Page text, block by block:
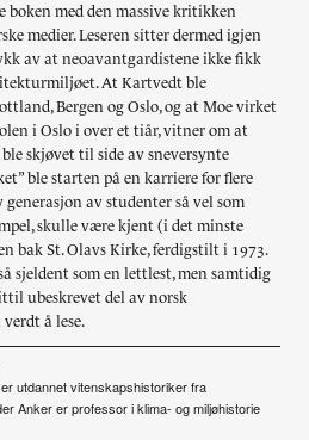
med den massive kritikken
medier. Leseren sitter dermed igjen
av at neoavantgardistene ikke fikk
At Kartvedt ble
Bergen og Oslo, og at Moe virket
i Oslo i over et tiår, vitner om at
skjøvet til side av sneversynte
ble starten på en karriere for flere
av studenter så vel som
skulle være kjent (i det minste
bak St. Olavs Kirke, ferdigstilt i 1973.
sjeldent som en lettlest, men samtidig
ubeskrevet del av norsk
å lese.
utdannet vitenskapshistoriker fra
Anker er professor i klima- og miljøhistorie